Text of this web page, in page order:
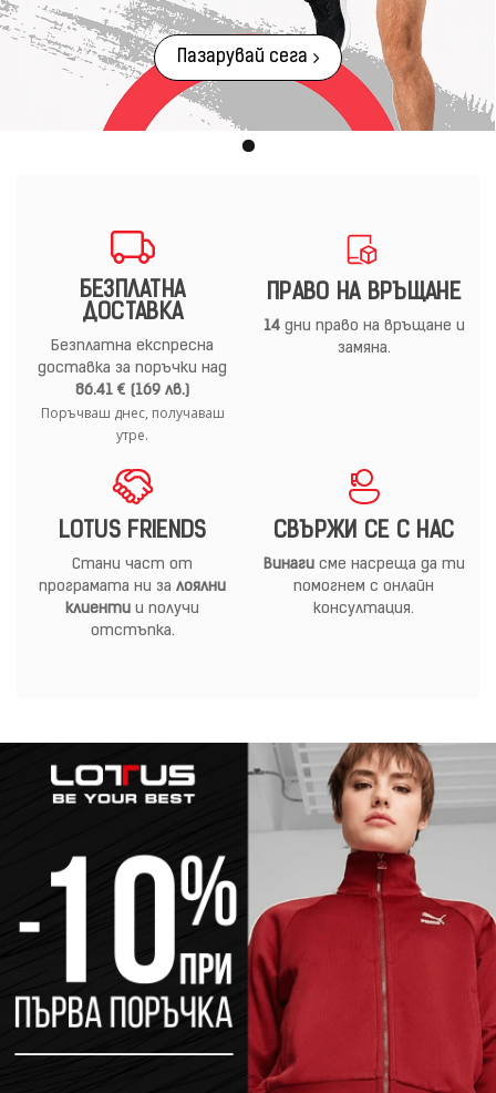
Пазарувай сега
БЕЗПЛАТНА
ДОСТАВКА
Безплатна експресна
доставка за поръчки над
86.41 € (169 лв.)
Поръчваш днес, получаваш
утре.
ПРАВО НА ВРЪЩАНЕ
14дни право на връщане и
замяна.
LOTUS FRIENDS
Стани част от
програмата ни за лоялни
клиенти и получи
отстъпка.
СВЪРЖИ СЕ С НАС
Винагисме насреща да ти
помогнем с онлайн
консултация.